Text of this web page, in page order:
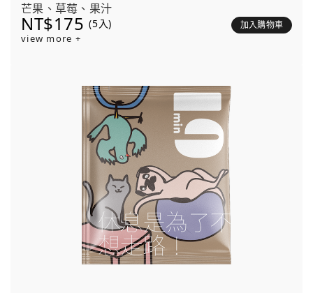
芒果、草莓、果汁
NT$175 (5入) 加入購物車
view more +